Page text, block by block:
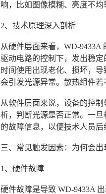
响，比如图像模糊、亮度不均
2、技术原理深入剖析
从硬件层面来看，WD-
驱动电路的控制下，发出稳
时间使用出现老化、损坏，
会引发光源异常。散热组件
从软件层面来说，设备的控
析，判断光源是否正常。一
的故障信息，以便技术人员后
三、常见触发因素：为何会出
1、硬件故障
硬件故障是导致 WD-9433A